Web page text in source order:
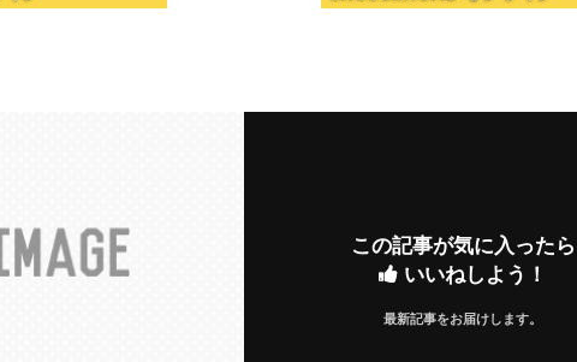
この記事が気に入ったら
いいねしよう！
最新記事をお届けします。